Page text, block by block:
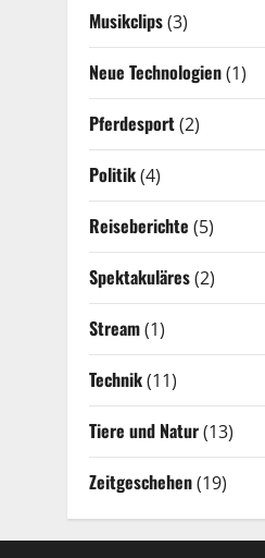
Musikclips(3)
Neue Technologien(1)
Pferdesport(2)
Politik(4)
Reiseberichte (5)
Spektakuläres(2)
Stream(1)
Technik(11)
Tiere und Natur(13)
Zeitgeschehen(19)